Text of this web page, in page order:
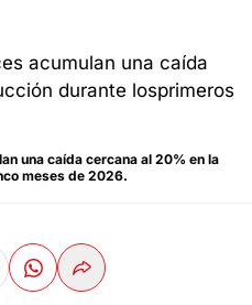
una caída cercana al 20% en la
meses de 2026.